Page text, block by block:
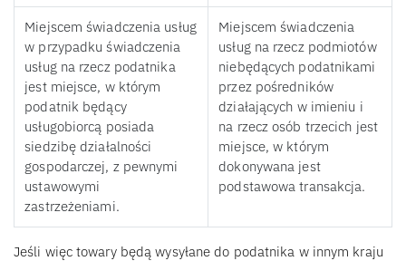
Miejscem świadczenia usług
w przypadku świadczenia
usług na rzecz podatnika
jest miejsce, w którym
podatnik będący
usługobiorcą posiada
siedzibę działalności
gospodarczej, z pewnymi
ustawowymi
zastrzeżeniami.
Miejscem świadczenia
usług na rzecz podmiotów
niebędących podatnikami
przez pośredników
działających w imieniu i
na rzecz osób trzecich jest
miejsce, w którym
dokonywana jest
podstawowa transakcja.
Jeśli więc towary będą wysyłane do podatnika w innym kraju